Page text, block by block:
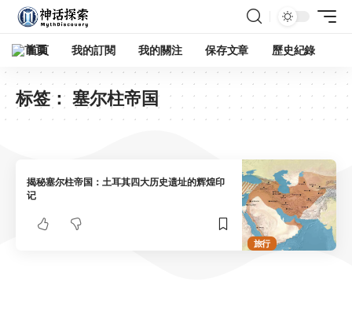
首頁 我的訂閱 我的關注 保存文章 歷史紀錄
标签： 塞尔柱帝国
旅行
揭秘塞尔柱帝国：土耳其四大历史遗址的辉煌印
记